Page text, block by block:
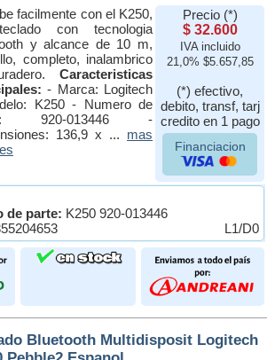
facilmente con el K250,
con tecnologia
y alcance de 10 m,
completo, inalambrico
Caracteristicas
- Marca: Logitech
K250 - Numero de
920-013446 -
136,9 x ... mas
Precio (*)
$ 32.600
IVA incluido
21,0% $5.657,85
(*) efectivo,
debito, transf, tarj
credito en 1 pago
Financiacion
de parte: K250 920-013446
L1/D0
Bluetooth Multidisposit Logitech